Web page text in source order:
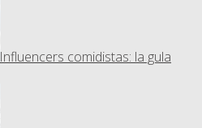
Influencers comidistas: la gula